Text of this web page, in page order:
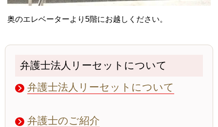
奥のエレベーターより5階にお越しください。
弁護士法人リーセットについて
弁護士法人リーセットについて
弁護士のご紹介